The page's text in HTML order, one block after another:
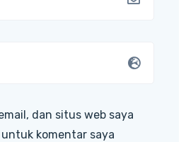
dan situs web saya
komentar saya